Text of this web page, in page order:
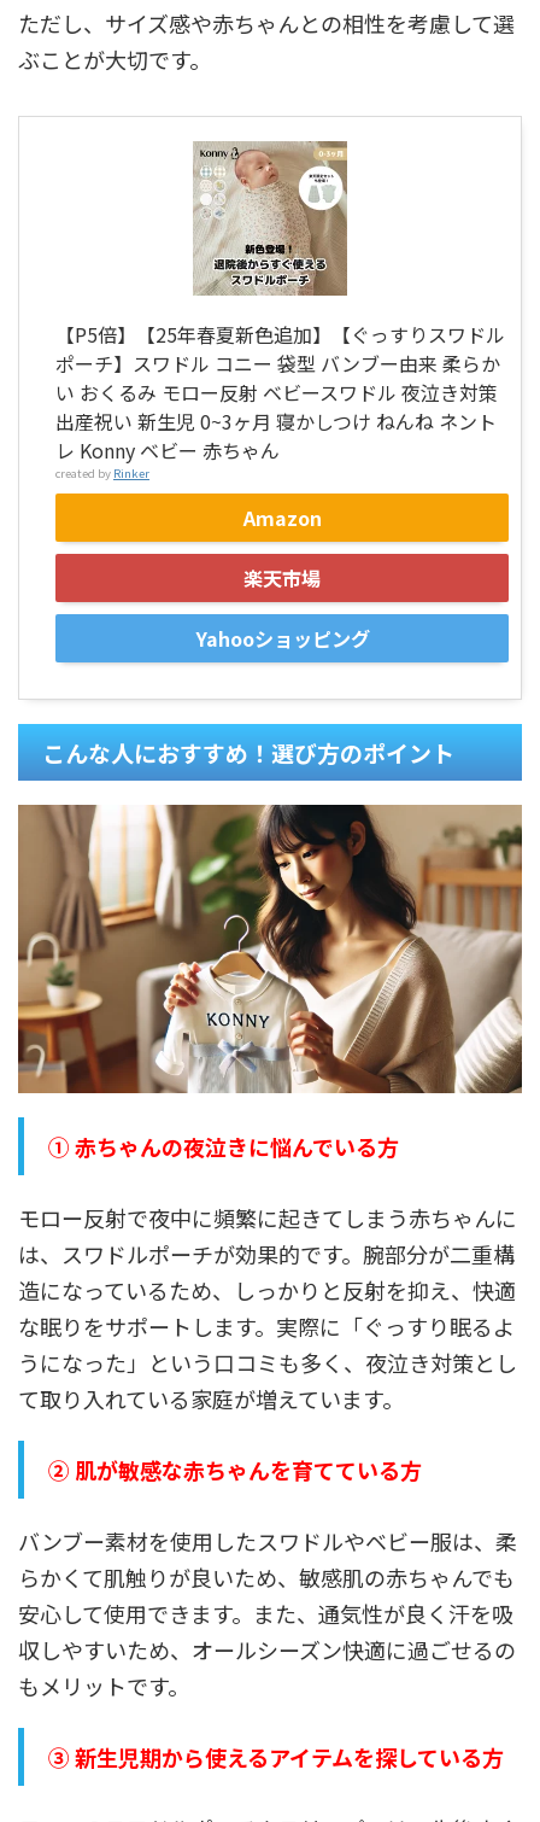
ただし、サイズ感や赤ちゃんとの相性を考慮して選
ぶことが大切です。
【P5倍】【25年春夏新色追加】【ぐっすりスワドル
ポーチ】スワドル コニー 袋型 バンブー由来 柔らか
い おくるみ モロー反射 ベビースワドル 夜泣き対策
出産祝い 新生児 0~3ヶ月 寝かしつけ ねんね ネント
レ Konny ベビー 赤ちゃん
created by Rinker
Amazon
楽天市場
Yahooショッピング
こんな人におすすめ！選び方のポイント
① 赤ちゃんの夜泣きに悩んでいる方
モロー反射で夜中に頻繁に起きてしまう赤ちゃんに
は、スワドルポーチが効果的です。腕部分が二重構
造になっているため、しっかりと反射を抑え、快適
な眠りをサポートします。実際に「ぐっすり眠るよ
うになった」という口コミも多く、夜泣き対策とし
て取り入れている家庭が増えています。
② 肌が敏感な赤ちゃんを育てている方
バンブー素材を使用したスワドルやベビー服は、柔
らかくて肌触りが良いため、敏感肌の赤ちゃんでも
安心して使用できます。また、通気性が良く汗を吸
収しやすいため、オールシーズン快適に過ごせるの
もメリットです。
③ 新生児期から使えるアイテムを探している方